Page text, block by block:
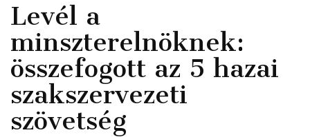
Levél a
minszterelnöknek:
összefogott az 5 hazai
szakszervezeti
szövetség